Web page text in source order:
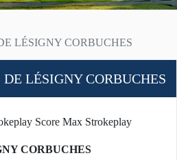
LÉSIGNY CORBUCHES
DE LÉSIGNY CORBUCHES
Score Max Strokeplay
CORBUCHES